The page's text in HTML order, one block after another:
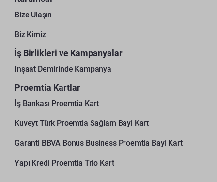
Bize Ulaşın
Biz Kimiz
İş Birlikleri ve Kampanyalar
İnşaat Demirinde Kampanya
Proemtia Kartlar
İş Bankası Proemtia Kart
Kuveyt Türk Proemtia Sağlam Bayi Kart
Garanti BBVA Bonus Business Proemtia Bayi Kart
Yapı Kredi Proemtia Trio Kart